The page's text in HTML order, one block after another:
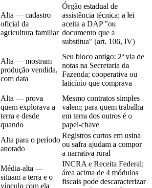
Alta — cadastro
oficial da
agricultura familiar
Órgão estadual de
assistência técnica; a lei
aceita a DAP "ou
documento que a
substitua" (art. 106, IV)
Alta — mostram
produção vendida,
com data
Seu bloco antigo; 2ª via de
notas na Secretaria da
Fazenda; cooperativa ou
laticínio que comprava
Alta — prova
quem explorava a
terra e desde
quando
Mesmo contratos simples
valem; para quem trabalha
em terra dos outros é o
papel-chave
Alta para o período
anotado
Registros curtos em usina
ou safra ajudam a compor
a narrativa rural
Média-alta —
situam a terra e o
vínculo com ela
INCRA e Receita Federal;
área acima de 4 módulos
fiscais pode descaracterizar